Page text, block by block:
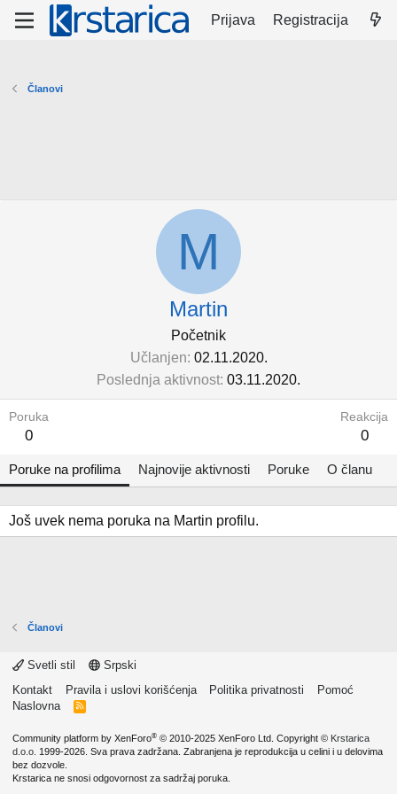
Prijava Registracija
Članovi
M
Martin
Početnik
Učlanjen 02.11.2020.
Poslednja aktivnost 03.11.2020.
Poruka
0
Reakcija
0
Poruke na profilima Najnovije aktivnosti Poruke O članu
Još uvek nema poruka na Martin profilu.
Članovi
Svetli stil
Srpski
Kontakt
Pravila i uslovi korišćenja Politika privatnosti
Pomoć
Naslovna
R
Community platform by XenForo® © 2010-2025 XenForo Ltd. Copyright © Krstarica
d.o.o. 1999-2026. Sva prava zadržana. Zabranjena je reprodukcija u celini i u delovima
bez dozvole.
Krstarica ne snosi odgovornost za sadržaj poruka.